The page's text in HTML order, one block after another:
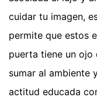
cuidar tu imagen,
permite que estos
puerta tiene un ojo
sumar al ambiente
actitud educada